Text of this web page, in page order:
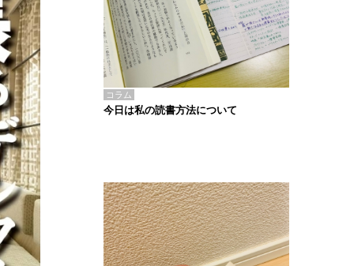
コラム
今日は私の読書方法について